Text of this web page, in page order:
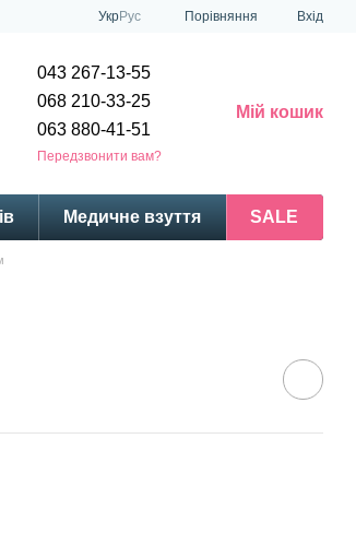
УкрРус Порівняння Вхід
043 267-13-55
068 210-33-25
063 880-41-51
Передзвонити вам?
Мій кошик
Медичне взуття SALE